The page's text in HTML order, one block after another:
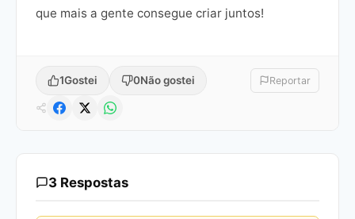
que mais a gente consegue criar juntos!
1Gostei 0Não gostei Reportar
3 Respostas